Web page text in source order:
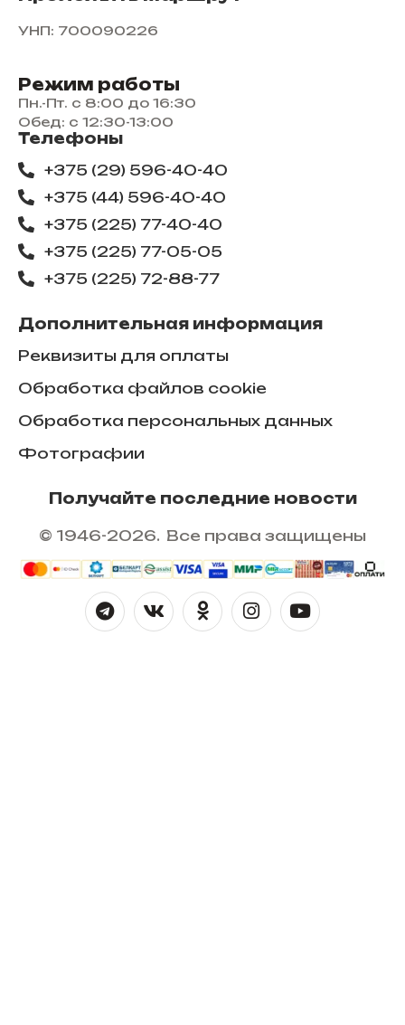
УНП: 700090226
Режим работы
Пн.-Пт. с 8:00 до 16:30
Обед: с 12:30-13:00
Телефоны
+375 (29) 596-40-40
+375 (44) 596-40-40
+375 (225) 77-40-40
+375 (225) 77-05-05
+375 (225) ​72-88-77
Дополнительная информация
Реквизиты для оплаты
Обработка файлов cookie
Обработка персональных данных
Фотографии
Получайте последние новости
© 1946-2026. Все права защищены